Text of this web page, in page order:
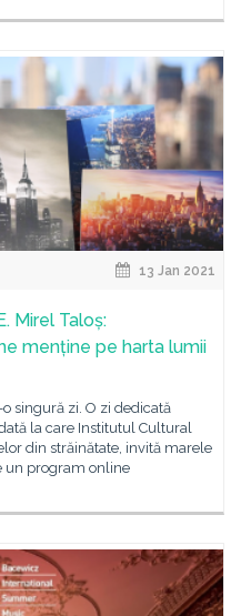
13 Jan 2021
Mirel Taloș:
menține pe harta lumii
singură zi. O zi dedicată
la care Institutul Cultural
din străinătate, invită marele
un program online